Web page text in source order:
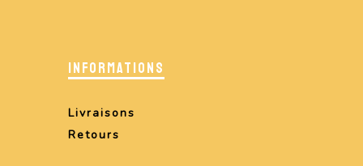
INFORMATIONS
Livraisons
Retours